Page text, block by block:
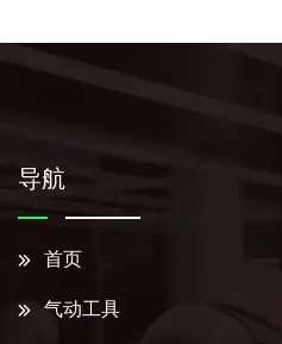
导航
首页
气动工具